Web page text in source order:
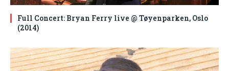
Full Concert: Bryan Ferry live @ Tøyenparken, Oslo
(2014)